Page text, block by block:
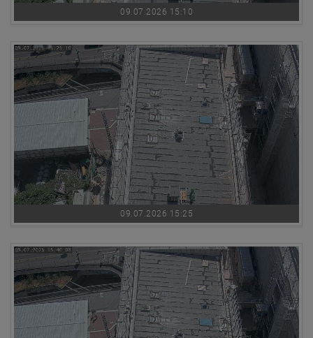
09.07.2026 15:10
09.07.2026 15:25